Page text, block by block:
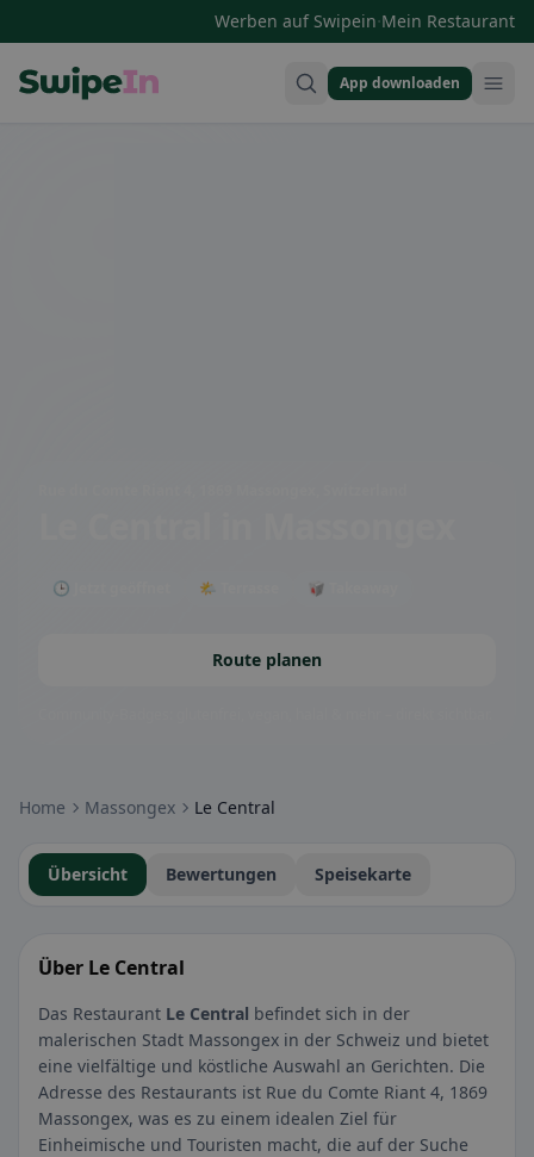
Werben auf Swipein·Mein Restaurant
App downloaden
🕒 Jetzt geöffnet 🌤 Terrasse 🥡 Takeaway
Route planen
Home Massongex Le Central
Übersicht Bewertungen Speisekarte
Über Le Central
Das Restaurant Le Central befindet sich in der
malerischen Stadt Massongex in der Schweiz und bietet
eine vielfältige und köstliche Auswahl an Gerichten. Die
Adresse des Restaurants ist Rue du Comte Riant 4, 1869
Massongex, was es zu einem idealen Ziel für
Einheimische und Touristen macht, die auf der Suche